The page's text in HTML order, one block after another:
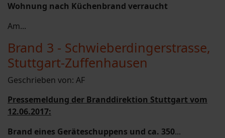
Wohnung nach Küchenbrand verraucht
Am...
Brand 3 - Schwieberdingerstrasse,
Stuttgart-Zuffenhausen
Geschrieben von: AF
Pressemeldung der Branddirektion Stuttgart vom
12.06.2017:
Brand eines Geräteschuppens und ca. 350...